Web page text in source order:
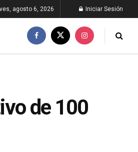
agosto 6, 2026 Iniciar Sesión
de 100